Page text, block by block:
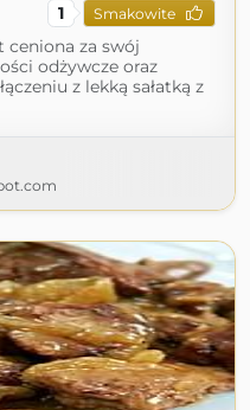
1 Smakowite
za swój
odżywcze oraz
z lekką sałatką z